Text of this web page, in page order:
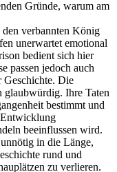
Gründe, warum am
verbannten König
unerwartet emotional
bedient sich hier
passen jedoch auch
Geschichte. Die
glaubwürdig. Ihre Taten
bestimmt und
beeinflussen wird.
in die Länge,
rund und
zu verlieren.